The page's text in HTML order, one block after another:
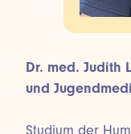
Dr. med. Judith
und
Studium der